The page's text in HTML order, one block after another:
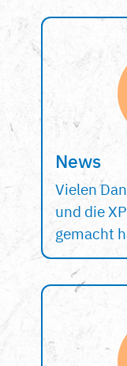
News
Vielen
und die
gemacht